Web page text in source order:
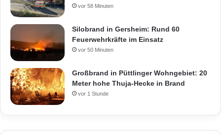
vor 58 Minuten
Silobrand in Gersheim: Rund 60
Feuerwehrkräfte im Einsatz
vor 50 Minuten
Großbrand in Püttlinger Wohngebiet: 20
Meter hohe Thuja-Hecke in Brand
vor 1 Stunde